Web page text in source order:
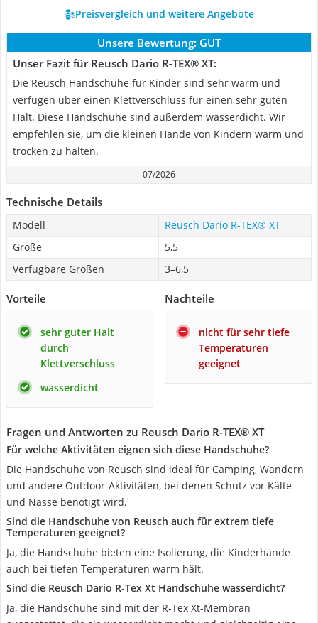
Preisvergleich und weitere Angebote
Unsere Bewertung: GUT
Unser Fazit für Reusch Dario R-TEX® XT:
Die Reusch Handschuhe für Kinder sind sehr warm und
verfügen über einen Klettverschluss für einen sehr guten
Halt. Diese Handschuhe sind außerdem wasserdicht. Wir
empfehlen sie, um die kleinen Hände von Kindern warm und
trocken zu halten.
07/2026
Technische Details
Modell
Reusch Dario R-TEX® XT
Größe
5,5
Verfügbare Größen
3–6,5
Vorteile
sehr guter Halt
durch
Klettverschluss
wasserdicht
Nachteile
nicht für sehr tiefe
Temperaturen
geeignet
Fragen und Antworten zu Reusch Dario R-TEX® XT
Für welche Aktivitäten eignen sich diese Handschuhe?
Die Handschuhe von Reusch sind ideal für Camping, Wandern
und andere Outdoor-Aktivitäten, bei denen Schutz vor Kälte
und Nässe benötigt wird.
Sind die Handschuhe von Reusch auch für extrem tiefe
Temperaturen geeignet?
Ja, die Handschuhe bieten eine Isolierung, die Kinderhände
auch bei tiefen Temperaturen warm hält.
Sind die Reusch Dario R-Tex Xt Handschuhe wasserdicht?
Ja, die Handschuhe sind mit der R-Tex Xt-Membran